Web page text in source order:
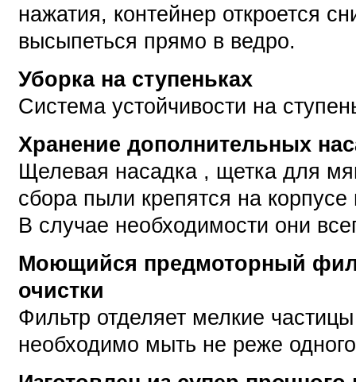
нажатия, контейнер откроется
высыпеться прямо в ведро.
Уборка на ступеньках
Система устойчивости на
Хранение дополнительных
Щелевая насадка , щетка для
сбора пыли крепятся на
В случае необходимости они
Моющийся предмоторный
очистки
Фильтр отделяет мелкие
необходимо мыть не реже